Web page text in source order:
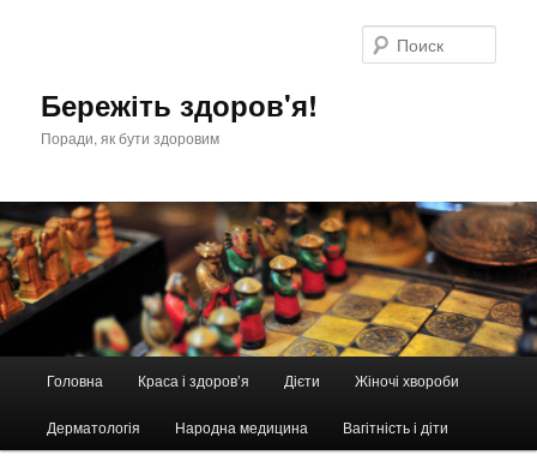
Бережіть здоров'я!
Поради, як бути здоровим
Головна Краса і здоров’я Дієти Жіночі хвороби
Дерматологія Народна медицина Вагітність і діти